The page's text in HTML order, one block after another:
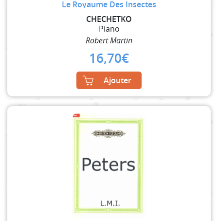
Le Royaume Des Insectes
CHECHETKO
Piano
Robert Martin
16,70€
Ajouter